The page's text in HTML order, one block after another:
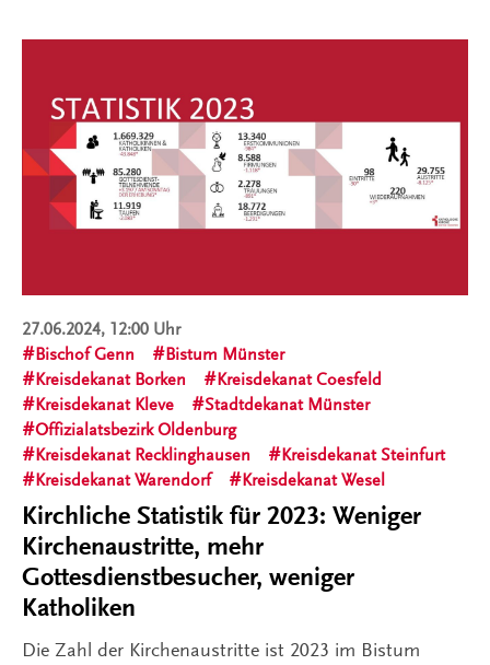
27.06.2024, 12:00 Uhr
Bischof Genn
Bistum Münster
Kreisdekanat Borken
Kreisdekanat Coesfeld
Kreisdekanat Kleve
Stadtdekanat Münster
Offizialatsbezirk Oldenburg
Kreisdekanat Recklinghausen
Kreisdekanat Steinfurt
Kreisdekanat Warendorf
Kreisdekanat Wesel
Kirchliche Statistik für 2023: Weniger
Kirchenaustritte, mehr
Gottesdienstbesucher, weniger
Katholiken
Die Zahl der Kirchenaustritte ist 2023 im Bistum